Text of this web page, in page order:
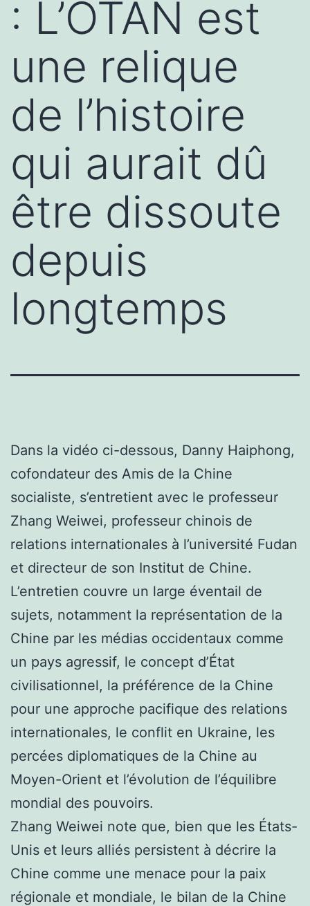
: L’OTAN est
une relique
de l’histoire
qui aurait dû
être dissoute
depuis
longtemps
Dans la vidéo ci-dessous, Danny Haiphong,
cofondateur des Amis de la Chine
socialiste, s’entretient avec le professeur
Zhang Weiwei, professeur chinois de
relations internationales à l’université Fudan
et directeur de son Institut de Chine.
L’entretien couvre un large éventail de
sujets, notamment la représentation de la
Chine par les médias occidentaux comme
un pays agressif, le concept d’État
civilisationnel, la préférence de la Chine
pour une approche pacifique des relations
internationales, le conflit en Ukraine, les
percées diplomatiques de la Chine au
Moyen-Orient et l’évolution de l’équilibre
mondial des pouvoirs.
Zhang Weiwei note que, bien que les États-
Unis et leurs alliés persistent à décrire la
Chine comme une menace pour la paix
régionale et mondiale, le bilan de la Chine